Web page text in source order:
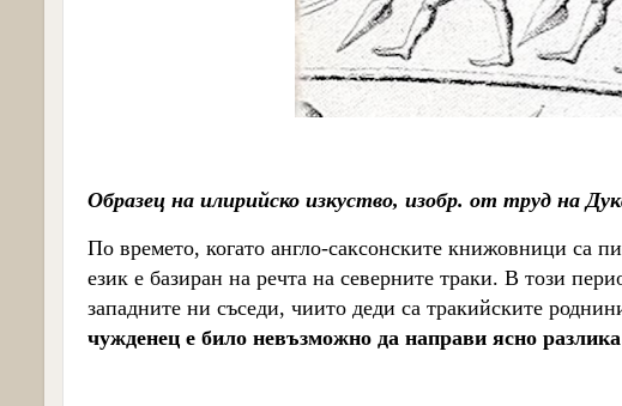
Образец на илирийско изкуство, изобр. от труд на
По времето, когато англо-саксонските книжовници са
език е базиран на речта на северните траки. В този
западните ни съседи, чиито деди са тракийските
чужденец е било невъзможно да направи ясно